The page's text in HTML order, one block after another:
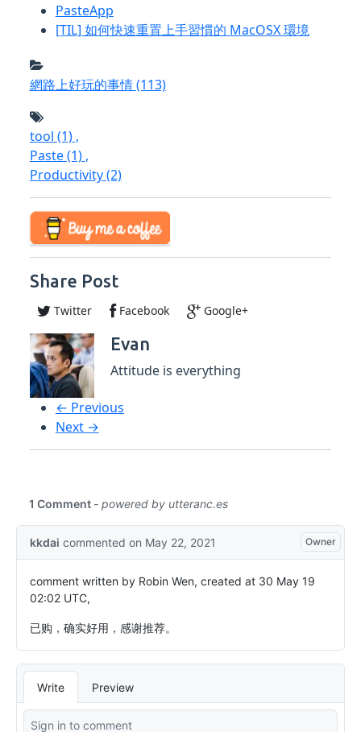
PasteApp
[TIL] 如何快速重置上手習慣的 MacOSX 環境
網路上好玩的事情(113)
tool (1),
Paste(1),
Productivity(2)
Share Post
Twitter Facebook Google+
Evan
Attitude is everything
← Previous
Next →